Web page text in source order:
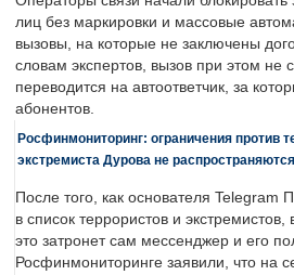
лиц без маркировки и массовые
вызовы, на которые не заключены
словам экспертов, вызов при этом не
переводится на автоответчик, за
абонентов.
Росфинмониторинг: ограничения против
экстремиста Дурова не
После того, как основателя Telegram
в список террористов и экстремистов,
это затронет сам мессенджер и его
Росфинмониторинге заявили, что на